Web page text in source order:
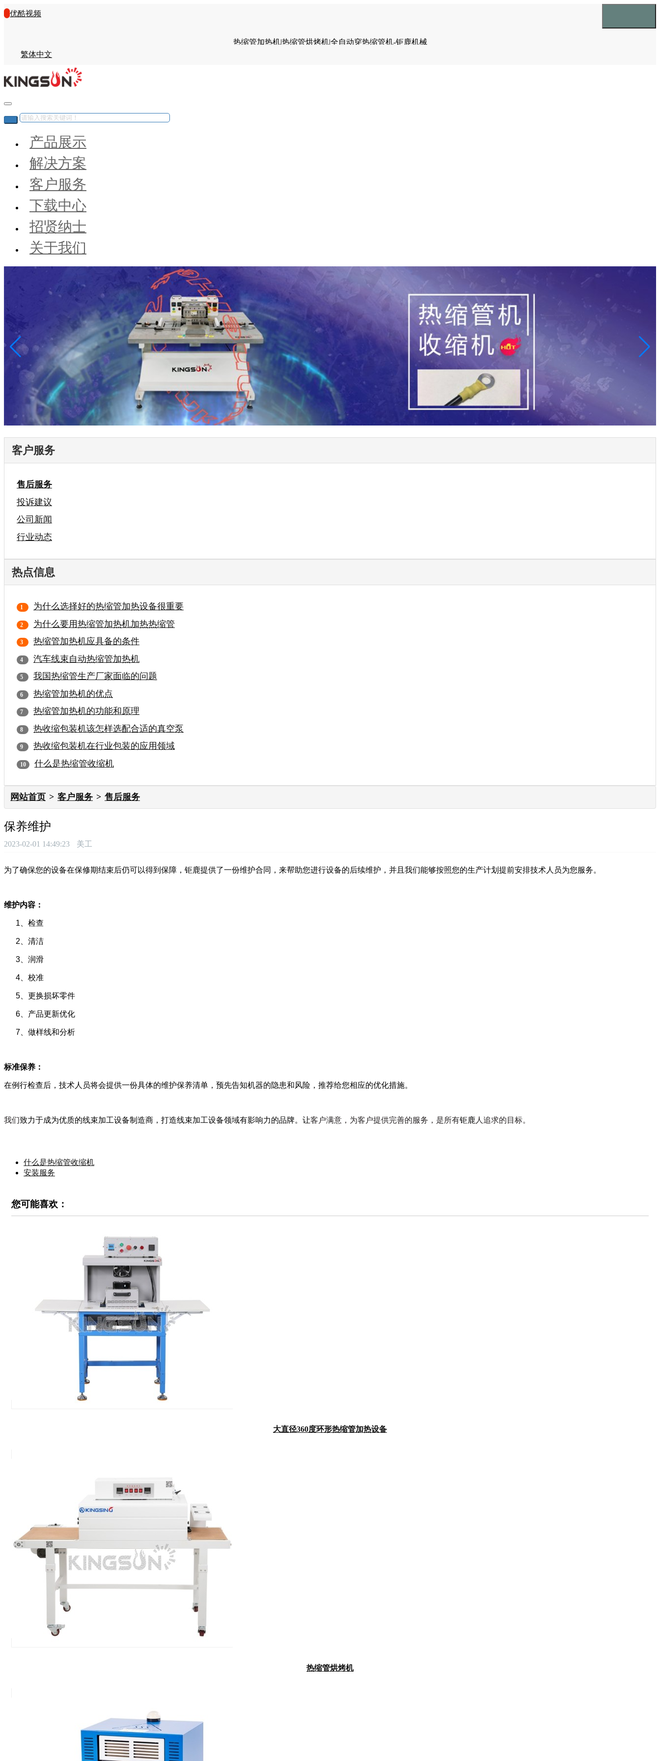
优酷视频
热缩管加热机|热缩管烘烤机|全自动穿热缩管机-钜鹿机械
繁体中文
产品展示
解决方案
客户服务
下载中心
招贤纳士
关于我们
客户服务
售后服务
投诉建议
公司新闻
行业动态
热点信息
为什么选择好的热缩管加热设备很重要
为什么要用热缩管加热机加热热缩管
热缩管加热机应具备的条件
汽车线束自动热缩管加热机
我国热缩管生产厂家面临的问题
热缩管加热机的优点
热缩管加热机的功能和原理
热收缩包装机该怎样选配合适的真空泵
热收缩包装机在行业包装的应用领域
什么是热缩管收缩机
网站首页 客户服务 售后服务
保养维护
2023-02-01 14:49:23 美工
为了确保您的设备在保修期结束后仍可以得到保障，钜鹿提供了一份维护合同，来帮助您进行设备的后续维护，并且我们能够按照您的生产计划提前安排技术人员为您服务。
维护内容：
1、检查
2、清洁
3、润滑
4、校准
5、更换损坏零件
6、产品更新优化
7、做样线和分析
标准保养：
在例行检查后，技术人员将会提供一份具体的维护保养清单，预先告知机器的隐患和风险，推荐给您相应的优化措施。
我们致力于成为优质的线束加工设备制造商，打造线束加工设备领域有影响力的品牌。让客户满意，为客户提供完善的服务，是所有钜鹿人追求的目标。
什么是热缩管收缩机
安装服务
您可能喜欢：
大直径360度环形热缩管加热设备
热缩管烘烤机